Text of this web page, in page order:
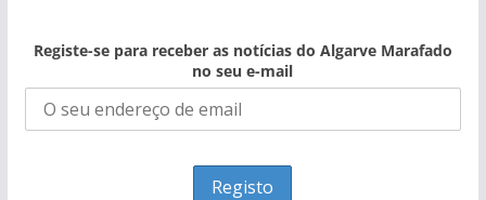
Registe-se para receber as notícias do Algarve Marafado
no seu e-mail